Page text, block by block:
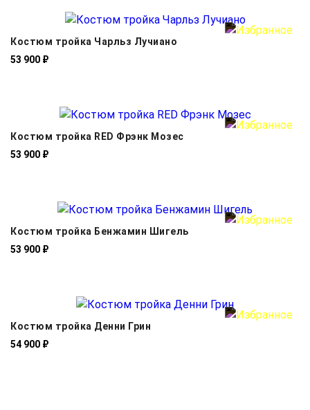
Костюм тройка Чарльз Лучиано
53 900 ₽
Костюм тройка RED Фрэнк Мозес
53 900 ₽
Костюм тройка Бенжамин Шигель
53 900 ₽
Костюм тройка Денни Грин
54 900 ₽